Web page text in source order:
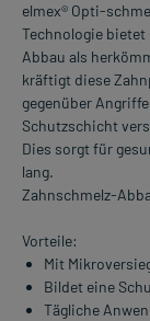
elmex® Opti-
Technologie
Abbau als
kräftigt diese
gegenüber
Schutzschicht
Dies sorgt für
lang.
Zahnschmelz-
Vorteile:
Mit
Bildet eine
Tägliche